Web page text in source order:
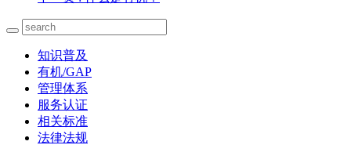
知识普及
有机/GAP
管理体系
服务认证
相关标准
法律法规